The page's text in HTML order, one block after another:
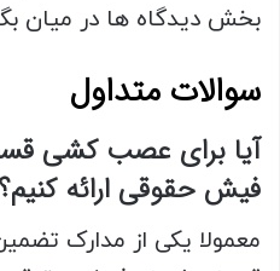
بخش دیدگاه ها در میان
سوالات متداول
آیا برای عصب کشی
فیش حقوقی ارائه کنیم؟
معمولا یکی از مدارک